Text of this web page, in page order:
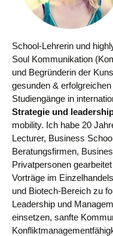
School-Lehrerin und
Soul Kommunikation
und Begründerin der
gesunden &
Studiengänge in
Strategie und
mobility. Ich habe 20
Lecturer, Business
Beratungsfirmen,
Privatpersonen
Vorträge im
und Biotech-Bereich zu
Leadership und
einsetzen, sanfte